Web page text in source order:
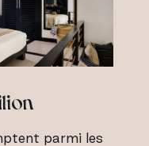
parmi les